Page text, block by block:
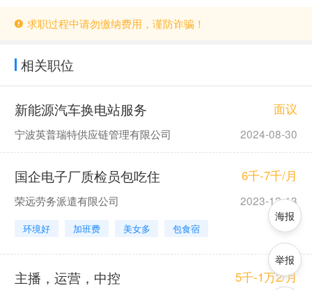
求职过程中请勿缴纳费用，谨防诈骗！
相关职位
新能源汽车换电站服务 面议
宁波英普瑞特供应链管理有限公司 2024-08-30
国企电子厂质检员包吃住 6千-7千/月
荣远劳务派遣有限公司 2023-12-13
环境好 加班费 美女多 包食宿
主播，运营，中控 5千-1万2/月
海报
举报